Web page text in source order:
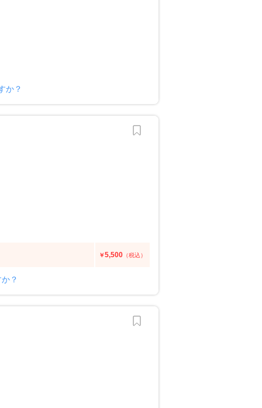
か？
￥5,500 （税込）
？